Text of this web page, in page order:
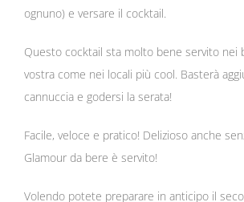
ognuno) e versare il cocktail.
Questo cocktail sta molto bene servito nei
vostra come nei locali più cool. Basterà
cannuccia e godersi la serata!
Facile, veloce e pratico! Delizioso anche
Glamour da bere è servito!
Volendo potete preparare in anticipo il